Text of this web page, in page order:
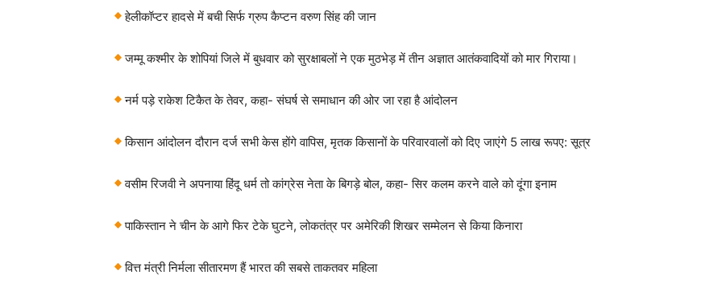
हेलीकॉप्टर हादसे में बची सिर्फ ग्रुप कैप्‍टन वरुण सिंह की जान
जम्मू कश्मीर के शोपियां जिले में बुधवार को सुरक्षाबलों ने एक मुठभेड़ में तीन अज्ञात आतंकवादियों को मार गिराया।
नर्म पड़े राकेश टिकैत के तेवर, कहा- संघर्ष से समाधान की ओर जा रहा है आंदोलन
किसान आंदोलन दौरान दर्ज सभी केस होंगे वापिस, मृतक किसानों के परिवारवालों को दिए जाएंगे 5 लाख रूपए: सूत्र
वसीम रिजवी ने अपनाया हिंदू धर्म तो कांग्रेस नेता के बिगड़े बोल, कहा- सिर कलम करने वाले को दूंगा इनाम
पाकिस्तान ने चीन के आगे फिर टेके घुटने, लोकतंत्र पर अमेरिकी शिखर सम्मेलन से किया किनारा
वित्त मंत्री निर्मला सीतारमण हैं भारत की सबसे ताकतवर महिला